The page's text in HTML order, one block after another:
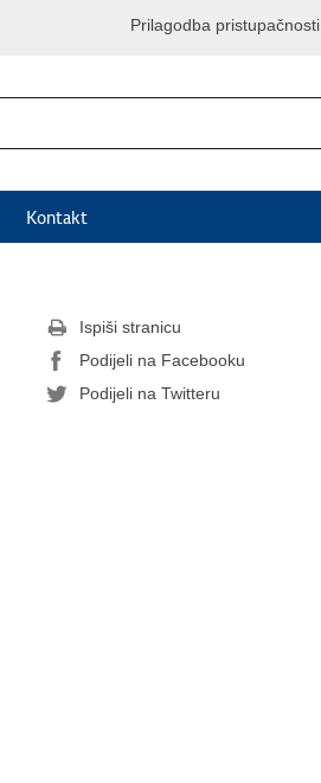
Prilagodba pristupačnosti
Kontakt
Ispiši stranicu
Podijeli na Facebooku
Podijeli na Twitteru